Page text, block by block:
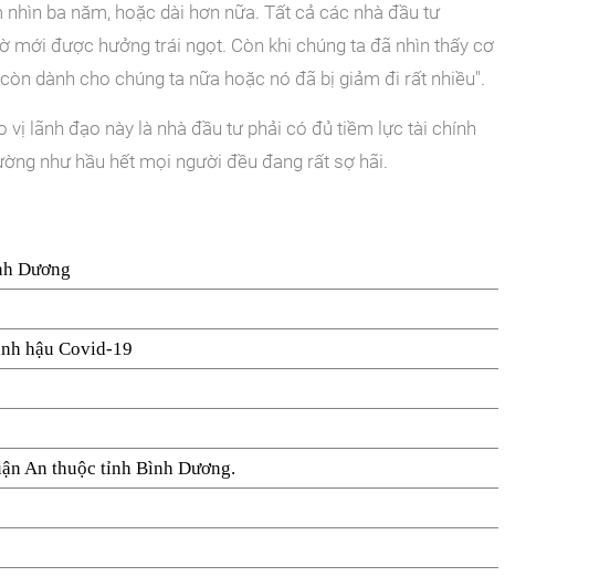
ba năm, hoặc dài hơn nữa. Tất cả các nhà đầu tư
mới được hưởng trái ngọt. Còn khi chúng ta đã nhìn thấy cơ
dành cho chúng ta nữa hoặc nó đã bị giảm đi rất nhiều".
lãnh đạo này là nhà đầu tư phải có đủ tiềm lực tài chính
như hầu hết mọi người đều đang rất sợ hãi.
Dương
hậu Covid-19
An thuộc tỉnh Bình Dương.